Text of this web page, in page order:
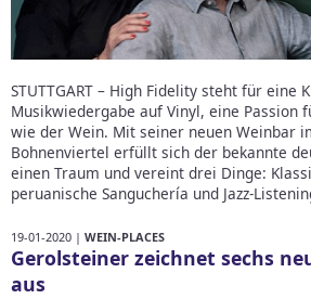
STUTTGART – High Fidelity steht für eine
Musikwiedergabe auf Vinyl, eine Passion
wie der Wein. Mit seiner neuen Weinbar
Bohnenviertel erfüllt sich der bekannte
einen Traum und vereint drei Dinge:
peruanische Sanguchería und Jazz-
19-01-2020 | WEIN-PLACES
Gerolsteiner zeichnet sechs
aus